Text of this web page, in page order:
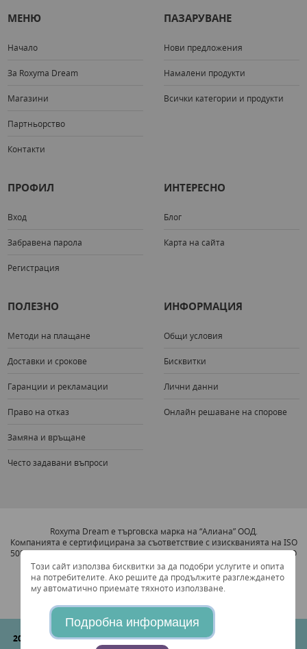
МЕНЮ
Начало
За Roxyma Dream
Магазини
Партньорство
Контакти
ПАЗАРУВАНЕ
Нови предложения
Намалени продукти
Всички категории и продукти
ПРОФИЛ
Вход
Забравена парола
Регистрация
ИНТЕРЕСНО
Блог
Карта на сайта
ПОЛЕЗНО
Методи на плащане
Доставки и срокове
Гаранции и рекламации
Право на отказ
Замяна и връщане
Често задавани въпроси
ИНФОРМАЦИЯ
Общи условия
Бисквитки
Лични данни
Онлайн решаване на спорове
Roxyma Dream е търговска марка на “Алиана” ООД.
Компанията е сертифицирана за съответствие с изискванията на ISO
5001:2011 Система за Увеличаване на Енергийната Ефективност и ISO
9001:2008 Система за Управление на Качеството.
2026 © "Алиана" ООДВсички права запазени. Съгласно Българския
Този сайт използва бисквитки за да подобри услугите и опита
на потребителите. Ако решите да продължите разглеждането
му автоматично приемате тяхното използване.
Подробна информация